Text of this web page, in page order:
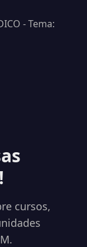
- Tema:
cursos,